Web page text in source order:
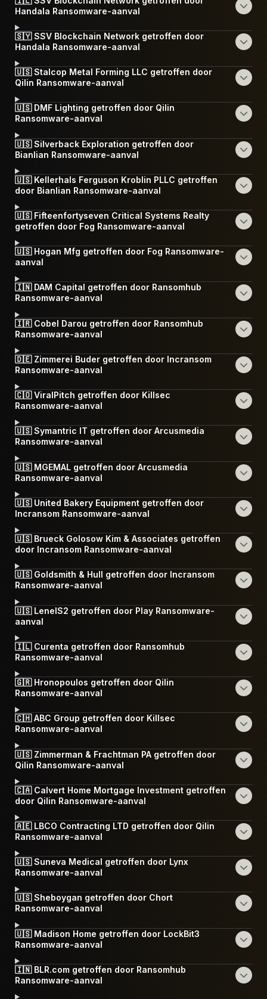
Handala Ransomware-aanval
🇸🇾 SSV Blockchain Network getroffen door
Handala Ransomware-aanval
🇺🇸 Stalcop Metal Forming LLC getroffen door
Qilin Ransomware-aanval
🇺🇸 DMF Lighting getroffen door Qilin
Ransomware-aanval
🇺🇸 Silverback Exploration getroffen door
Bianlian Ransomware-aanval
🇺🇸 Kellerhals Ferguson Kroblin PLLC getroffen
door Bianlian Ransomware-aanval
🇺🇸 Fifteenfortyseven Critical Systems Realty
getroffen door Fog Ransomware-aanval
🇺🇸 Hogan Mfg getroffen door Fog Ransomware-
aanval
🇮🇳 DAM Capital getroffen door Ransomhub
Ransomware-aanval
🇮🇷 Cobel Darou getroffen door Ransomhub
Ransomware-aanval
🇩🇪 Zimmerei Buder getroffen door Incransom
Ransomware-aanval
🇨🇴 ViralPitch getroffen door Killsec
Ransomware-aanval
🇺🇸 Symantric IT getroffen door Arcusmedia
Ransomware-aanval
🇺🇸 MGEMAL getroffen door Arcusmedia
Ransomware-aanval
🇺🇸 United Bakery Equipment getroffen door
Incransom Ransomware-aanval
🇺🇸 Brueck Golosow Kim & Associates getroffen
door Incransom Ransomware-aanval
🇺🇸 Goldsmith & Hull getroffen door Incransom
Ransomware-aanval
🇺🇸 LenelS2 getroffen door Play Ransomware-
aanval
🇮🇱 Curenta getroffen door Ransomhub
Ransomware-aanval
🇬🇷 Hronopoulos getroffen door Qilin
Ransomware-aanval
🇨🇭 ABC Group getroffen door Killsec
Ransomware-aanval
🇺🇸 Zimmerman & Frachtman PA getroffen door
Qilin Ransomware-aanval
🇨🇦 Calvert Home Mortgage Investment getroffen
door Qilin Ransomware-aanval
🇦🇪 LBCO Contracting LTD getroffen door Qilin
Ransomware-aanval
🇺🇸 Suneva Medical getroffen door Lynx
Ransomware-aanval
🇺🇸 Sheboygan getroffen door Chort
Ransomware-aanval
🇺🇸 Madison Home getroffen door LockBit3
Ransomware-aanval
🇮🇳 BLR.com getroffen door Ransomhub
Ransomware-aanval